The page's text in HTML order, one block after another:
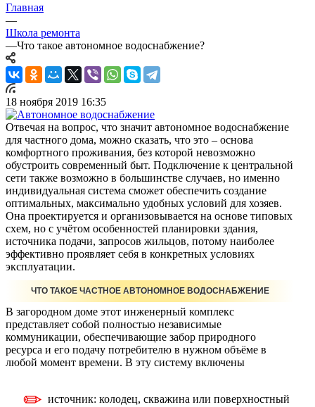
Главная
—
Школа ремонта
—Что такое автономное водоснабжение?
18 ноября 2019 16:35
Отвечая на вопрос, что значит автономное водоснабжение
для частного дома, можно сказать, что это – основа
комфортного проживания, без которой невозможно
обустроить современный быт. Подключение к центральной
сети также возможно в большинстве случаев, но именно
индивидуальная система сможет обеспечить создание
оптимальных, максимально удобных условий для хозяев.
Она проектируется и организовывается на основе типовых
схем, но с учётом особенностей планировки здания,
источника подачи, запросов жильцов, потому наиболее
эффективно проявляет себя в конкретных условиях
эксплуатации.
ЧТО ТАКОЕ ЧАСТНОЕ АВТОНОМНОЕ ВОДОСНАБЖЕНИЕ
В загородном доме этот инженерный комплекс
представляет собой полностью независимые
коммуникации, обеспечивающие забор природного
ресурса и его подачу потребителю в нужном объёме в
любой момент времени. В эту систему включены
источник: колодец, скважина или поверхностный